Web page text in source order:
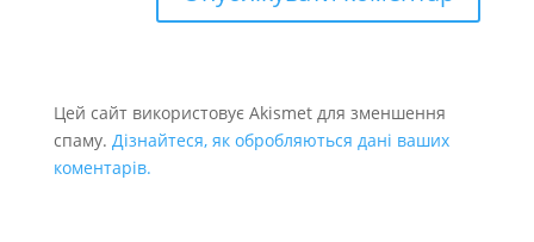
Цей сайт використовує Akismet для зменшення
спаму. Дізнайтеся, як обробляються дані ваших
коментарів.